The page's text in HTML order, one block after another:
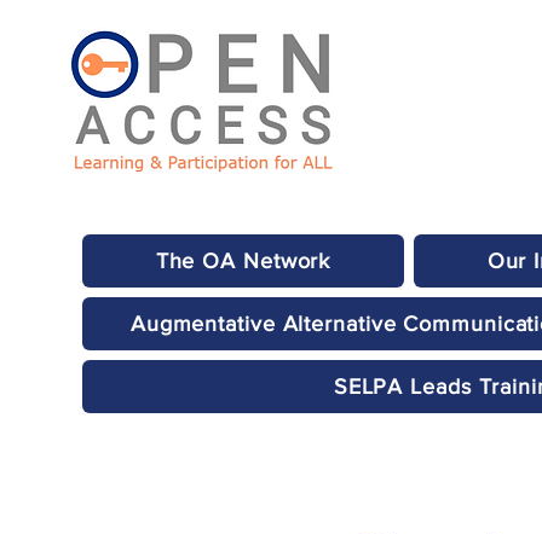
The OA Network Our
Augmentative Alternative
SELPA Leads